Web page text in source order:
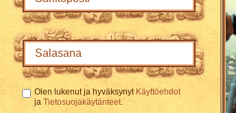
Olen lukenut ja hyväksynyt Käyttöehdot
ja Tietosuojakäytänteet.